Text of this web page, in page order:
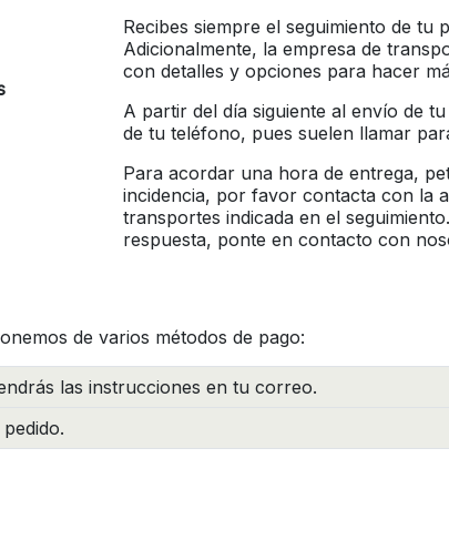
Recibes siempre el seguimiento de tu
Adicionalmente, la empresa de
con detalles y opciones para hacer
A partir del día siguiente al envío de
de tu teléfono, pues suelen llamar
Para acordar una hora de entrega,
incidencia, por favor contacta con la
transportes indicada en el
respuesta, ponte en contacto con
de varios métodos de pago:
las instrucciones en tu correo.